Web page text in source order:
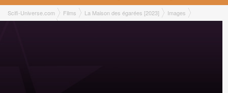
Scifi-Universe.com Films La Maison des égarées [2023]
Images
Les deux héroïnes